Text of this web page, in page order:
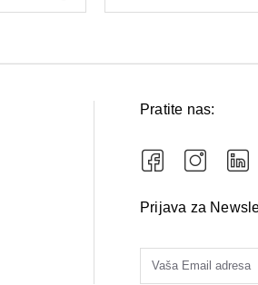
Pratite nas:
Prijava za